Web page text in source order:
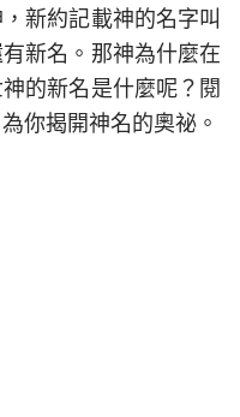
新約記載神的名字叫
新名。那神為什麼在
的新名是什麼呢？閱
你揭開神名的奧祕。